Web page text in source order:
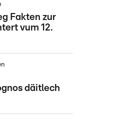
Fakten zur
vum 12.
däitlech